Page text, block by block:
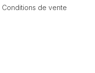
Conditions de vente